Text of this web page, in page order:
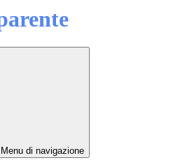
Menu di navigazione